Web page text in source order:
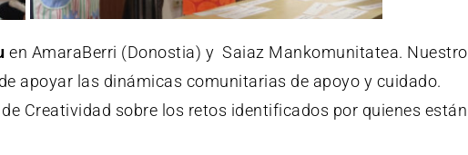
en AmaraBerri (Donostia) y Saiaz Mankomunitatea. Nuestro
apoyar las dinámicas comunitarias de apoyo y cuidado.
Creatividad sobre los retos identificados por quienes están